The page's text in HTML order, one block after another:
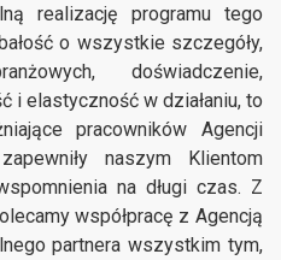
realizację programu tego
o wszystkie szczegóły,
doświadczenie,
i elastyczność w działaniu, to
pracowników Agencji
naszym Klientom
na długi czas. Z
współpracę z Agencją
partnera wszystkim tym,